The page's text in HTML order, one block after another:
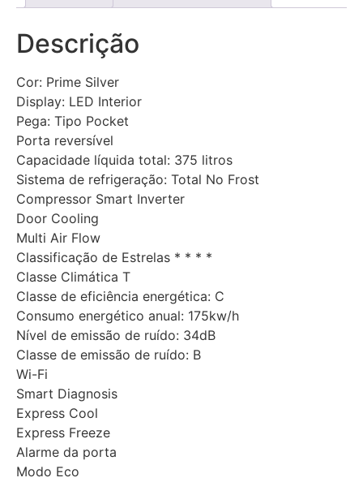
Descrição
Cor: Prime Silver
Display: LED Interior
Pega: Tipo Pocket
Porta reversível
Capacidade líquida total: 375 litros
Sistema de refrigeração: Total No Frost
Compressor Smart Inverter
Door Cooling
Multi Air Flow
Classificação de Estrelas * * * *
Classe Climática T
Classe de eficiência energética: C
Consumo energético anual: 175kw/h
Nível de emissão de ruído: 34dB
Classe de emissão de ruído: B
Wi-Fi
Smart Diagnosis
Express Cool
Express Freeze
Alarme da porta
Modo Eco